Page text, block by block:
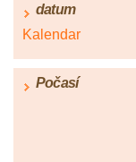
datum
Kalendar
Počasí